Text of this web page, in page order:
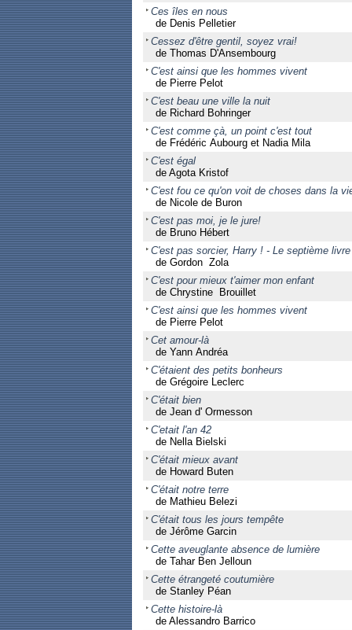
Ces îles en nous
de Denis Pelletier
Cessez d'être gentil, soyez vrai!
de Thomas D'Ansembourg
C'est ainsi que les hommes vivent
de Pierre Pelot
C'est beau une ville la nuit
de Richard Bohringer
C'est comme çà, un point c'est tout
de Frédéric Aubourg et Nadia Mila
C'est égal
de Agota Kristof
C'est fou ce qu'on voit de choses dans la
de Nicole de Buron
C'est pas moi, je le jure!
de Bruno Hébert
C'est pas sorcier, Harry ! - Le septième
de Gordon Zola
C'est pour mieux t'aimer mon enfant
de Chrystine Brouillet
C'est ainsi que les hommes vivent
de Pierre Pelot
Cet amour-là
de Yann Andréa
C'étaient des petits bonheurs
de Grégoire Leclerc
C'était bien
de Jean d' Ormesson
C'etait l'an 42
de Nella Bielski
C'était mieux avant
de Howard Buten
C'était notre terre
de Mathieu Belezi
C'était tous les jours tempête
de Jérôme Garcin
Cette aveuglante absence de lumière
de Tahar Ben Jelloun
Cette étrangeté coutumière
de Stanley Péan
Cette histoire-là
de Alessandro Barrico